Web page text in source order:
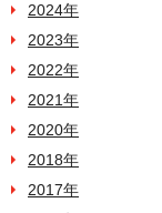
2024年
2023年
2022年
2021年
2020年
2018年
2017年